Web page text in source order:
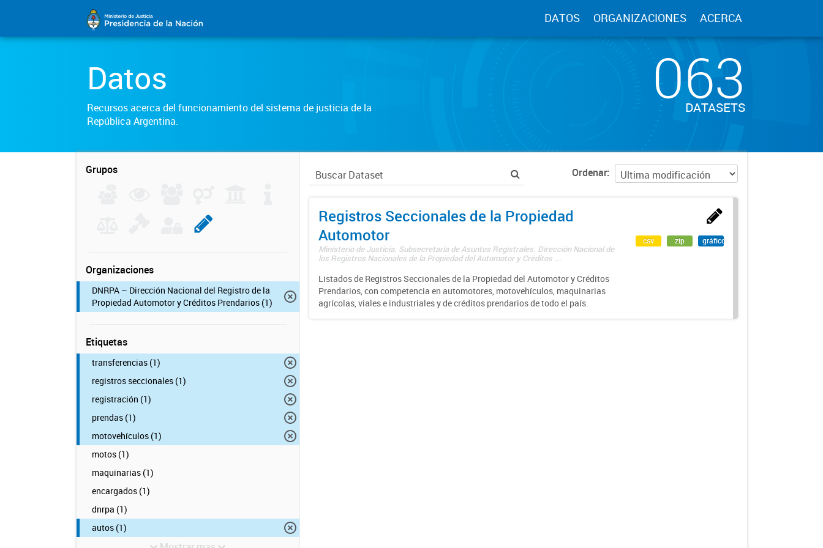
DATOS ORGANIZACIONES ACERCA
Datos
Recursos acerca del funcionamiento del sistema de justicia de la
República Argentina.
063
DATASETS
Grupos
Organizaciones
DNRPA – Dirección Nacional del Registro de la
Propiedad Automotor y Créditos Prendarios (1)
Etiquetas
transferencias (1)
registros seccionales (1)
registración (1)
prendas (1)
motovehículos (1)
motos (1)
maquinarias (1)
encargados (1)
dnrpa (1)
autos (1)
Ordenar
Registros Seccionales de la Propiedad
Automotor
Ministerio de Justicia. Subsecretaría de Asuntos Registrales. Dirección Nacional de
los Registros Nacionales de la Propiedad del Automotor y Créditos ...
Listados de Registros Seccionales de la Propiedad del Automotor y Créditos
Prendarios, con competencia en automotores, motovehículos, maquinarias
agrícolas, viales e industriales y de créditos prendarios de todo el país.
csv zip gráfico